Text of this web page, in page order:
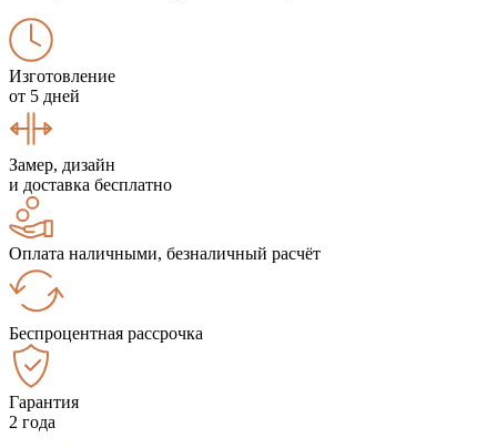
Изготовление
от 5 дней
Замер, дизайн
и доставка бесплатно
Оплата наличными, безналичный расчёт
Беспроцентная рассрочка
Гарантия
2 года